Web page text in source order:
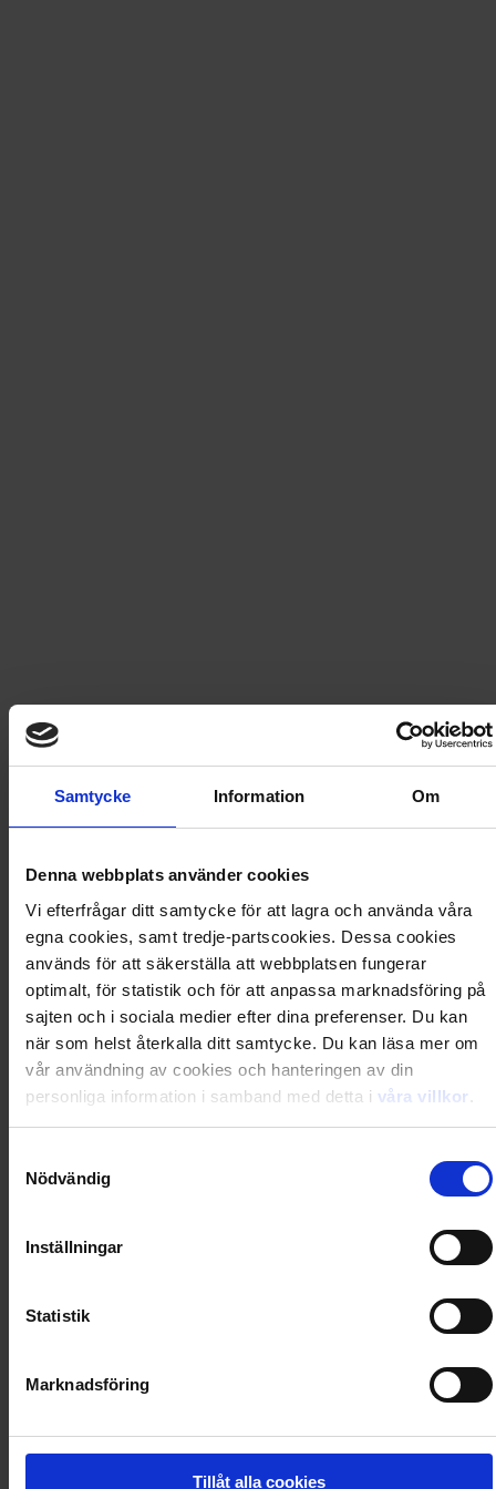
Samtycke Information Om
Denna webbplats använder cookies
Vi efterfrågar ditt samtycke för att lagra och använda våra
egna cookies, samt tredje-partscookies. Dessa cookies
används för att säkerställa att webbplatsen fungerar
optimalt, för statistik och för att anpassa marknadsföring på
sajten och i sociala medier efter dina preferenser. Du kan
när som helst återkalla ditt samtycke. Du kan läsa mer om
vår användning av cookies och hanteringen av din
personliga information i samband med detta i våra villkor .
Nödvändig
Inställningar
Statistik
Marknadsföring
Tillåt alla cookies
Här hittar du alla våra böcker om hem, inredning och
design. Hitta böcker som ger dig inspiration till att designa
och fixa till i ditt hem.
Hem & inredning
Säljs endast i Sverige
Landskapshus - 25 historiska byggnader
149kr
Säljs endast i Sverige
Stora boken om Upsala-Ekeby
379kr